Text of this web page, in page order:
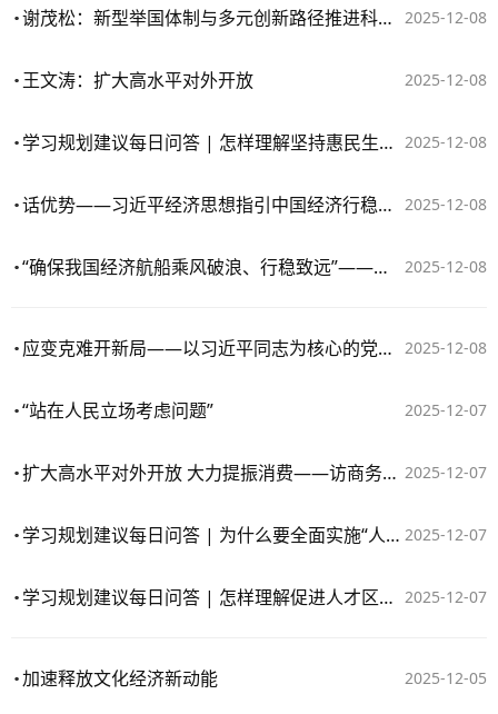
2025-12-08
谢茂松：新型举国体制与多元创新路径推进科技自立自强
2025-12-08
王文涛：扩大高水平对外开放
2025-12-08
学习规划建议每日问答 | 怎样理解坚持惠民生和促消费紧密结合
2025-12-08
话优势——习近平经济思想指引中国经济行稳致远
2025-12-08
“确保我国经济航船乘风破浪、行稳致远”——习近平总书记引领“十四五”经济高质量发展迈上新台阶
2025-12-08
应变克难开新局——以习近平同志为核心的党中央引领中国经济收官“十四五”擘画新蓝图
2025-12-07
“站在人民立场考虑问题”
2025-12-07
扩大高水平对外开放 大力提振消费——访商务部党组书记、部长王文涛
2025-12-07
学习规划建议每日问答 | 为什么要全面实施“人工智能+”行动
2025-12-07
学习规划建议每日问答 | 怎样理解促进人才区域协调发展
2025-12-05
加速释放文化经济新动能